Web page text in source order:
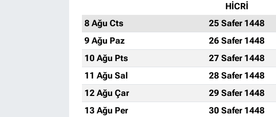
HİCRİ
8 Ağu Cts
25 Safer 1448
9 Ağu Paz
26 Safer 1448
10 Ağu Pts
27 Safer 1448
11 Ağu Sal
28 Safer 1448
12 Ağu Çar
29 Safer 1448
13 Ağu Per
30 Safer 1448